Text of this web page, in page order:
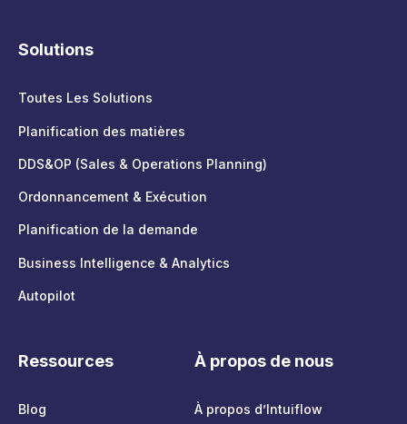
Solutions
Toutes Les Solutions
Planification des matières
DDS&OP (Sales & Operations Planning)
Ordonnancement & Exécution
Planification de la demande
Business Intelligence & Analytics
Autopilot
Ressources
Blog
À propos de nous
À propos d’Intuiflow